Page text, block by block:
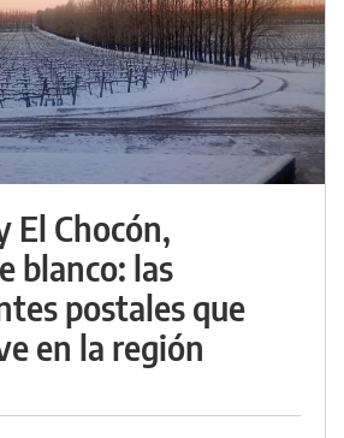
El Chocón,
blanco: las
postales que
en la región